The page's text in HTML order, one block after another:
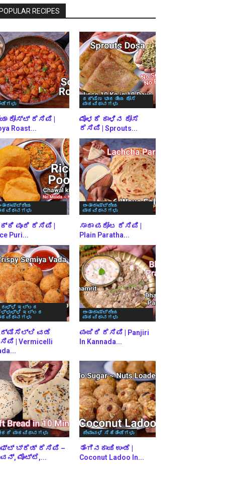
RECIPES
ರೋಸ್ಟ್ ರೆಸಿಪಿ |
Roast...
ದಕ್ಷಿಣ ಭಾರತೀಯ ದೋಸೆ
ಪಾಕವಿಧಾನಗಳು
ಮೊಳಕೆ ಕಾಳಿನ ದೋಸೆ
ರೆಸಿಪಿ | Sprouts...
ಪೂರಿ ರೆಸಿಪಿ |
Puri...
ಅಂತಾರಾಷ್ಟ್ರೀಯ
ಪಾಕವಿಧಾನಗಳು
ಸಾದಾ ಪರೋಟ ರೆಸಿಪಿ |
Plain Paratha...
ಇಲ್ಲದ
ಇಲ್ಲದ
ವಡೆ
| Vermicelli
ಅಂತಾರಾಷ್ಟ್ರೀಯ
ಪಾಕವಿಧಾನಗಳು
ಪಂಜಿರಿ ರೆಸಿಪಿ | Panjiri
In Kannada...
ಪಾಕವಿಧಾನಗಳು
ಬ್ರೆಡ್ ರೆಸಿಪಿ –
ಮೊಟ್ಟೆ,...
ದೀಪಾವಳಿ ಸಿಹಿತಿಂಡಿಗಳು
ತೆಂಗಿನಕಾಯಿ ಉಂಡೆ |
Coconut Ladoo In...